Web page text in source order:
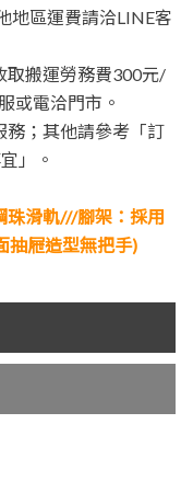
地區運費請洽LINE客
取搬運勞務費300元/
或電洽門市。
務；其他請參考「訂
」。
滑軌///腳架：採用
抽屜造型無把手)